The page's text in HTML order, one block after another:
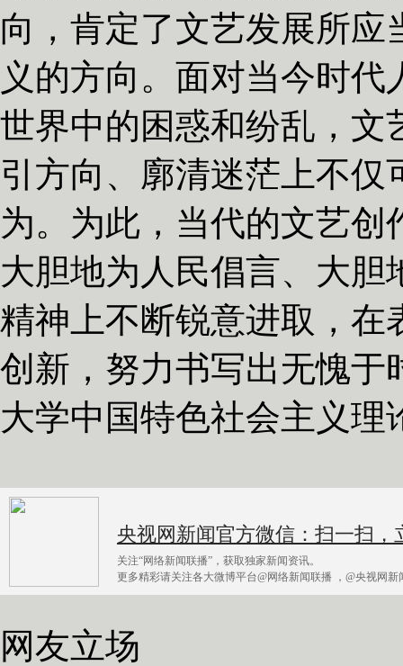
向，肯定了文艺发展所
义的方向。面对当今时
世界中的困惑和纷乱，文
引方向、廓清迷茫上不
为。为此，当代的文艺
大胆地为人民倡言、大
精神上不断锐意进取，在
创新，努力书写出无愧于
大学中国特色社会主义理
央视网新闻官方微信：扫一扫，
关注“网络新闻联播”，获取独家新闻资讯。
更多精彩请关注各大微博平台@网络新闻联播 ，@央视网新
网友立场